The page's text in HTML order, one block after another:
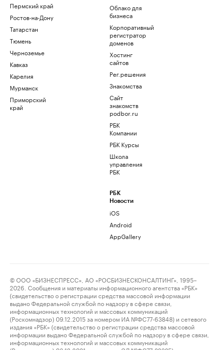
Пермский край
Ростов-на-Дону
Татарстан
Тюмень
Черноземье
Кавказ
Карелия
Мурманск
Приморский
край
Облако для
бизнеса
Корпоративный
регистратор
доменов
Хостинг
сайтов
Рег.решения
Знакомства
Сайт
знакомств
podbor.ru
РБК
Компании
РБК Курсы
Школа
управления
РБК
РБК
Новости
iOS
Android
AppGallery
© ООО «БИЗНЕСПРЕСС», АО «РОСБИЗНЕСКОНСАЛТИНГ», 1995–
2026. Сообщения и материалы информационного агентства «РБК»
(свидетельство о регистрации средства массовой информации
выдано Федеральной службой по надзору в сфере связи,
информационных технологий и массовых коммуникаций
(Роскомнадзор) 09.12.2015 за номером ИА №ФС77-63848) и сетевого
издания «РБК» (свидетельство о регистрации средства массовой
информации выдано Федеральной службой по надзору в сфере связи,
информационных технологий и массовых коммуникаций